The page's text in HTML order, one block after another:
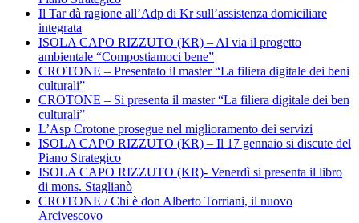
Il Tar dà ragione all’Adp di Kr sull’assistenza domiciliare
integrata
ISOLA CAPO RIZZUTO (KR) – Al via il progetto
ambientale “Compostiamoci bene”
CROTONE – Presentato il master “La filiera digitale dei beni
culturali”
CROTONE – Si presenta il master “La filiera digitale dei ben
culturali”
L’Asp Crotone prosegue nel miglioramento dei servizi
ISOLA CAPO RIZZUTO (KR) – Il 17 gennaio si discute del
Piano Strategico
ISOLA CAPO RIZZUTO (KR)- Venerdì si presenta il libro
di mons. Staglianò
CROTONE / Chi è don Alberto Torriani, il nuovo
Arcivescovo